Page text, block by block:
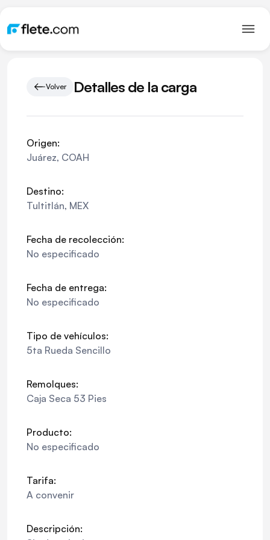
Volver Detalles de la carga
Origen:
Juárez, COAH
Destino:
Tultitlán, MEX
Fecha de recolección:
No especificado
Fecha de entrega:
No especificado
Tipo de vehículos:
5ta Rueda Sencillo
Remolques:
Caja Seca 53 Pies
Producto:
No especificado
Tarifa:
A convenir
Descripción: